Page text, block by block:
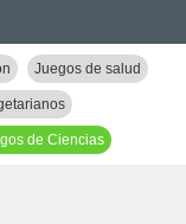
Juegos de salud
de Ciencias